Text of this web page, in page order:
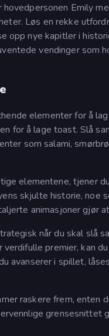
Emily
Løs en rekke
opp nye kapitler i
vendinger som
elementer for å
for å lage toast. Slå
som salami,
elementene, tjener
skjulte historie, noe
animasjoner gjør
når du skal slå
premier, kan
avanserer i spillet,
raskere frem, enten
grensesnittet